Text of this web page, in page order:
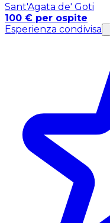
Sant'Agata de' Goti
100 € per ospite
Esperienza condivisa